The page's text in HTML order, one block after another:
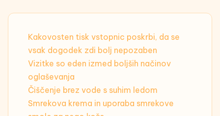
Kakovosten tisk vstopnic poskrbi, da se
vsak dogodek zdi bolj nepozaben
Vizitke so eden izmed boljših načinov
oglaševanja
Čiščenje brez vode s suhim ledom
Smrekova krema in uporaba smrekove